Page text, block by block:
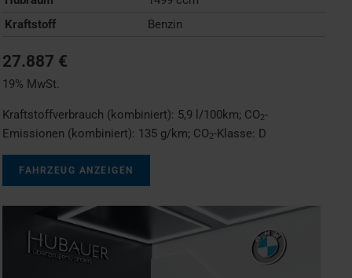
Kraftstoff
Benzin
27.887 €
19% MwSt.
Kraftstoffverbrauch (kombiniert): 5,9 l/100km; CO2-
Emissionen (kombiniert): 135 g/km; CO2-Klasse: D
FAHRZEUG ANZEIGEN